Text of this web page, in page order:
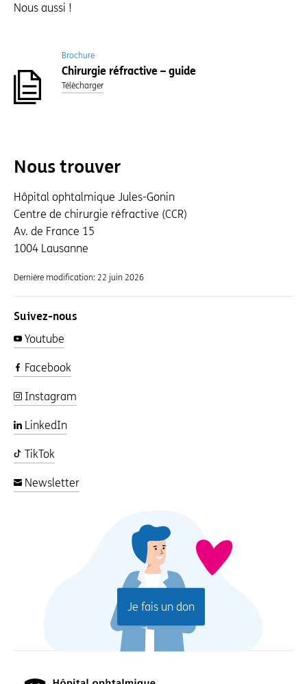
Nous aussi !
Brochure
Chirurgie réfractive – guide
Télécharger
Nous trouver
Hôpital ophtalmique Jules-Gonin
Centre de chirurgie réfractive (CCR)
Av. de France 15
1004 Lausanne
Dernière modification: 22 juin 2026
Suivez-nous
Youtube
Facebook
Instagram
LinkedIn
TikTok
Newsletter
Je fais un don